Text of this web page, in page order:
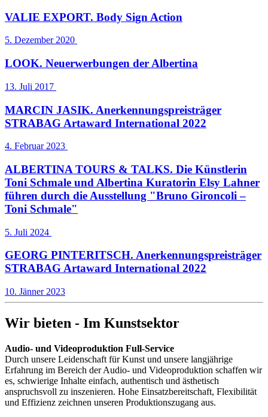
VALIE EXPORT. Body Sign Action
5. Dezember 2020
LOOK. Neuerwerbungen der Albertina
13. Juli 2017
MARCIN JASIK. Anerkennungspreisträger
STRABAG Artaward International 2022
4. Februar 2023
ALBERTINA TOURS & TALKS. Die Künstlerin
Toni Schmale und Albertina Kuratorin Elsy Lahner
führen durch die Ausstellung "Bruno Gironcoli –
Toni Schmale"
5. Juli 2024
GEORG PINTERITSCH. Anerkennungspreisträger
STRABAG Artaward International 2022
10. Jänner 2023
Wir bieten - Im Kunstsektor
Audio- und Videoproduktion Full-Service
Durch unsere Leidenschaft für Kunst und unsere langjährige
Erfahrung im Bereich der Audio- und Videoproduktion schaffen wir
es, schwierige Inhalte einfach, authentisch und ästhetisch
anspruchsvoll zu inszenieren. Hohe Einsatzbereitschaft, Flexibilität
und Effizienz zeichnen unseren Produktionszugang aus.